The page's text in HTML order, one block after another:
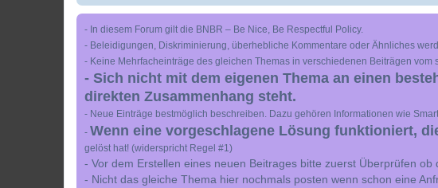
- In diesem Forum gilt die BNBR – Be Nice, Be Respectful Policy.
- Beleidigungen, Diskriminierung, überhebliche Kommentare oder Ähnliches
- Keine Mehrfacheinträge des gleichen Themas in verschiedenen Beiträgen vom
- Sich nicht mit dem eigenen Thema an einen
direkten Zusammenhang steht.
- Neue Einträge bestmöglich beschreiben. Dazu gehören Informationen wie
- Wenn eine vorgeschlagene Lösung funktioniert,
gelöst hat! (widerspricht Regel #1)
- Vor dem Erstellen eines neuen Beitrages bitte zuerst Überprüfen ob
- Nicht das gleiche Thema hier nochmals posten wenn schon eine